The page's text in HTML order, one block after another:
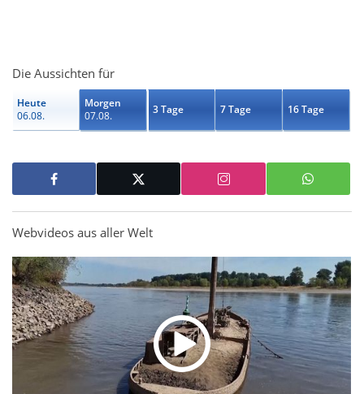
Die Aussichten für
Heute
06.08.
Morgen
07.08.
3 Tage 7 Tage 16 Tage
Webvideos aus aller Welt